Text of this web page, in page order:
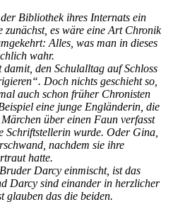
Bibliothek ihres Internats ein
zunächst, es wäre eine Art Chronik
Alles, was man in dieses
wahr.
den Schulalltag auf Schloss
Doch nichts geschieht so,
auch schon früher Chronisten
eine junge Engländerin, die
über einen Faun verfasst
Schriftstellerin wurde. Oder Gina,
nachdem sie ihre
hatte.
Darcy einmischt, ist das
Darcy sind einander in herzlicher
glauben das die beiden.